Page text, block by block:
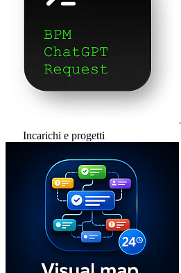
Incarichi e progetti